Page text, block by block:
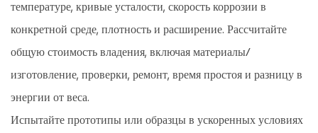
температуре, кривые усталости, скорость коррозии в
конкретной среде, плотность и расширение. Рассчитайте
общую стоимость владения, включая материалы/
изготовление, проверки, ремонт, время простоя и разницу в
энергии от веса.
Испытайте прототипы или образцы в ускоренных условиях